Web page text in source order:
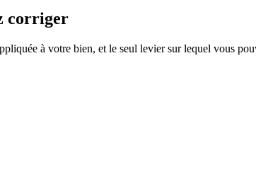
corriger
à votre bien, et le seul levier sur lequel vous